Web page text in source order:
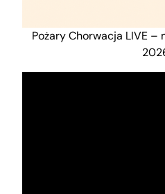
Pożary Chorwacja LIVE –